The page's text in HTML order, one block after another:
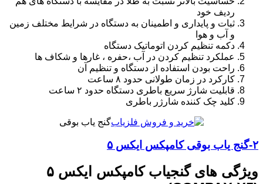
ردیف خود
ثبات و پایداری و اطمینان به دستگاه در شرایط مختلف زمین
و آب و هوا
دکمه تنظیم کردن اتوماتیک دستگاه
عملکرد تنظیم کردن در آب ،حفره ، غارها و شکاف ها
راحت بودن استفاده از دستگاه و تنظیم آن
کارکرد در زمان طولانی حدود ۸ ساعت
قابلیت شارژ سریع باطری دستگاه حدود ۲ ساعت
کلید چک کننده شارژر باطری
گنج یاب بوقی
۲- گنج یاب بوقیکامپکس ایکس ۵
ویژگی های گنجیاب کامپکس ایکس ۵